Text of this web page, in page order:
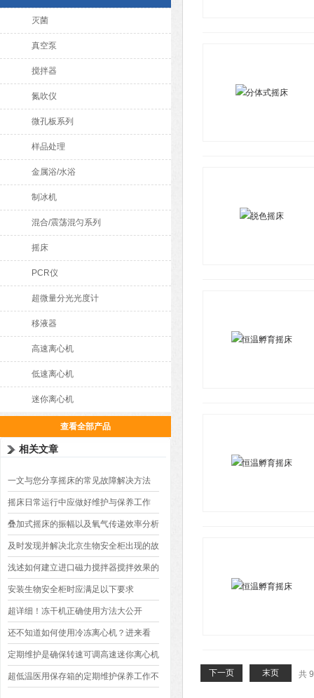
灭菌
真空泵
搅拌器
氮吹仪
微孔板系列
样品处理
金属浴/水浴
制冰机
混合/震荡混匀系列
摇床
PCR仪
超微量分光光度计
移液器
高速离心机
低速离心机
迷你离心机
查看全部产品
相关文章
一文与您分享摇床的常见故障解决方法
摇床日常运行中应做好维护与保养工作
叠加式摇床的振幅以及氧气传递效率分析
及时发现并解决北京生物安全柜出现的故
障至关重要
浅述如何建立进口磁力搅拌器搅拌效果的
评价体系
安装生物安全柜时应满足以下要求
超详细！冻干机正确使用方法大公开
还不知道如何使用冷冻离心机？进来看
定期维护是确保转速可调高速迷你离心机
延长使用寿命的关键
超低温医用保存箱的定期维护保养工作不 共
下一页 末页